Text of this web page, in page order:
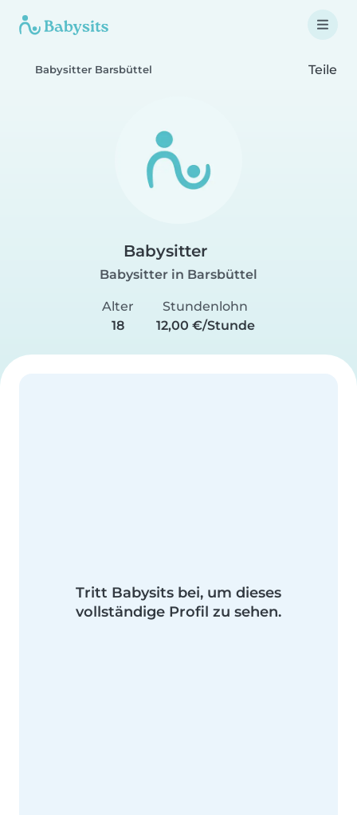
Babysitter Barsbüttel Teile
Babysitter
Babysitter in Barsbüttel
Alter
18
Stundenlohn
12,00 €/Stunde
Tritt Babysits bei, um dieses
vollständige Profil zu sehen.